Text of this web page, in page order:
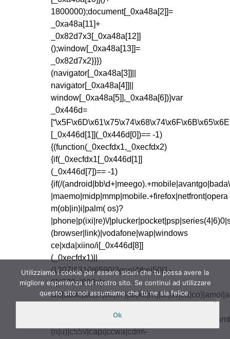
Utilizziamo i cookie per essere sicuri che tu possa avere la
migliore esperienza sul nostro sito. Se continui ad utilizzare
questo sito noi assumiamo che tu ne sia felice.
Ok